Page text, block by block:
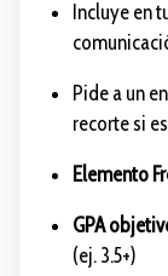
Incluye en
Pide a un
recorte si
Elemento
GPA
(ej. 3.5+)